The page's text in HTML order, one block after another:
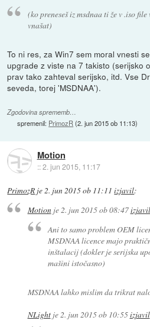
(ko preneseš iz msdnaa ti že v .iso
vnašat)
To ni res, za Win7 sem moral vnesti
upgrade z viste na 7 takisto (serijsko
prav tako zahteval serijsko, itd. Vse
seveda, torej 'MSDNAA').
Zgodovina sprememb…
spremenil: PrimozR (2. jun 2015 ob 11:13)
Motion
::2. jun 2015, 11:17
PrimozR je2. jun 2015 ob 11:11 izjavil:
Motionje2. jun 2015 ob 08:47izjavil
Ani to samo problem OEM
MSDNAA licence majo
inštalacij (dokler je serijska
mašini istočasno)
MSDNAA lahko mislim da trikrat
NLightje2. jun 2015 ob 10:55izjavil